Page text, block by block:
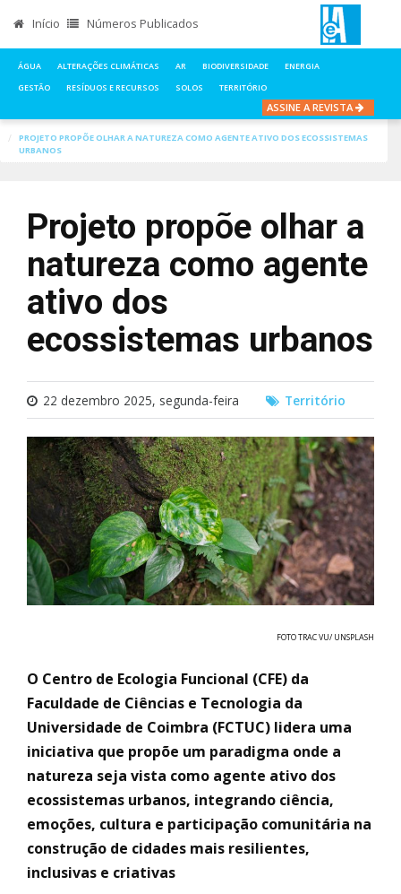
Início Números Publicados
ÁGUA ALTERAÇÕES CLIMÁTICAS AR BIODIVERSIDADE
ENERGIA
GESTÃO
RESÍDUOS E RECURSOS SOLOS TERRITÓRIO
ASSINE A REVISTA
PROJETO PROPÕE OLHAR A NATUREZA COMO AGENTE ATIVO DOS ECOSSISTEMAS
URBANOS
Projeto propõe olhar a
natureza como agente
ativo dos
ecossistemas urbanos
22 dezembro 2025, segunda-feira Território
FOTO TRAC VU/ UNSPLASH
O Centro de Ecologia Funcional (CFE) da
Faculdade de Ciências e Tecnologia da
Universidade de Coimbra (FCTUC) lidera uma
iniciativa que propõe um paradigma onde a
natureza seja vista como agente ativo dos
ecossistemas urbanos, integrando ciência,
emoções, cultura e participação comunitária na
construção de cidades mais resilientes,
inclusivas e criativas